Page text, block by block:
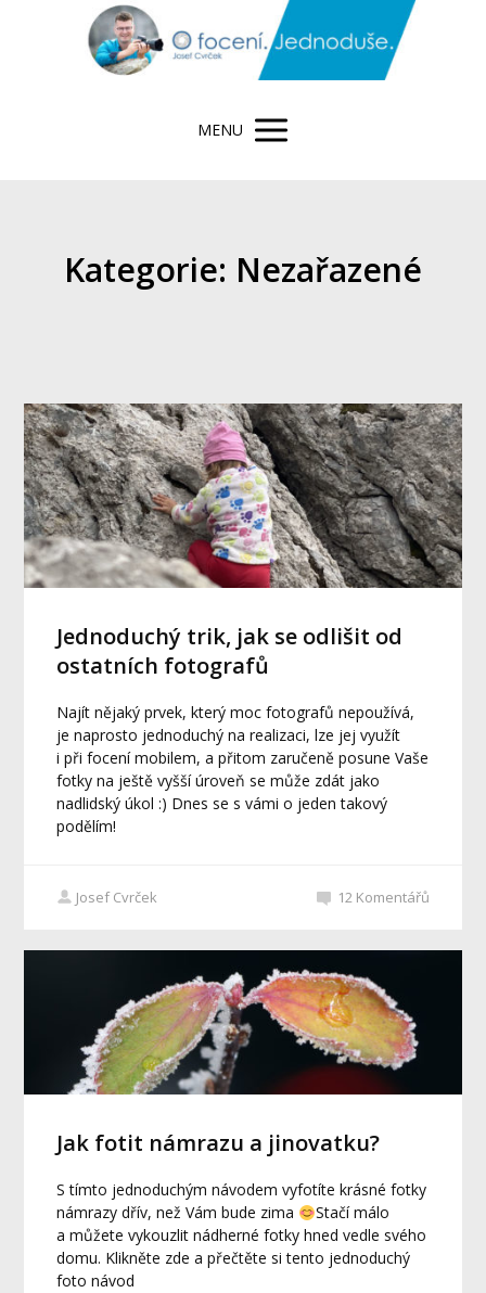
MENU
Kategorie: Nezařazené
Jednoduchý trik, jak se odlišit od
ostatních fotografů
Najít nějaký prvek, který moc fotografů nepoužívá,
je naprosto jednoduchý na realizaci, lze jej využít
i při focení mobilem, a přitom zaručeně posune Vaše
fotky na ještě vyšší úroveň se může zdát jako
nadlidský úkol :) Dnes se s vámi o jeden takový
podělím!
Josef Cvrček 12 Komentářů
Jak fotit námrazu a jinovatku?
S tímto jednoduchým návodem vyfotíte krásné fotky
námrazy dřív, než Vám bude zima
Stačí málo
a můžete vykouzlit nádherné fotky hned vedle svého
domu. Klikněte zde a přečtěte si tento jednoduchý
foto návod